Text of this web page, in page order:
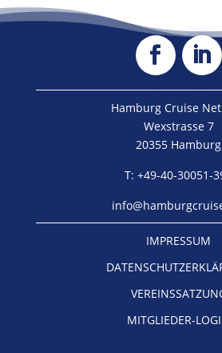
Hamburg Cruise Net
Wexstrasse 7
20355 Hamburg
T: +49-40-30051-
IMPRESSUM
MITGLIEDER-